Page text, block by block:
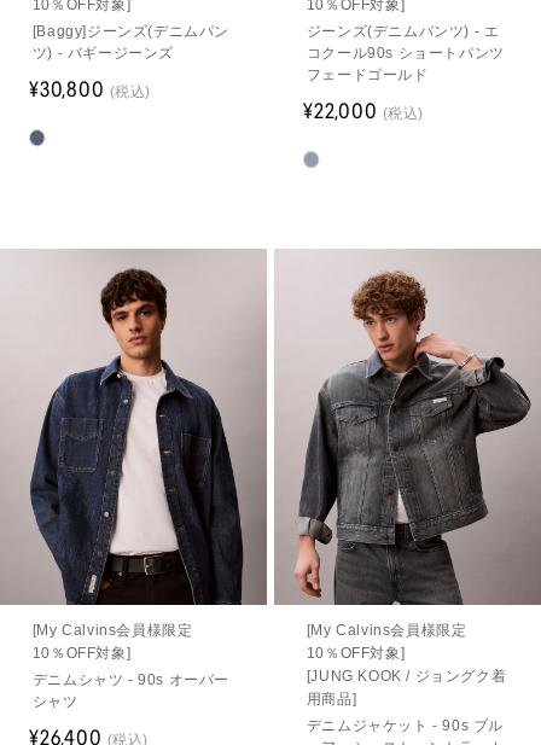
10％OFF対象]
[Baggy]ジーンズ(デニムパン
ツ) - バギージーンズ
¥30,800 (税込)
10％OFF対象]
ジーンズ(デニムパンツ) - エ
コクール90s ショートパンツ
フェードゴールド
¥22,000 (税込)
[My Calvins会員様限定
10％OFF対象]
デニムシャツ - 90s オーバー
シャツ
¥26,400 (税込)
[My Calvins会員様限定
10％OFF対象]
[JUNG KOOK / ジョングク着
用商品]
デニムジャケット - 90s ブル